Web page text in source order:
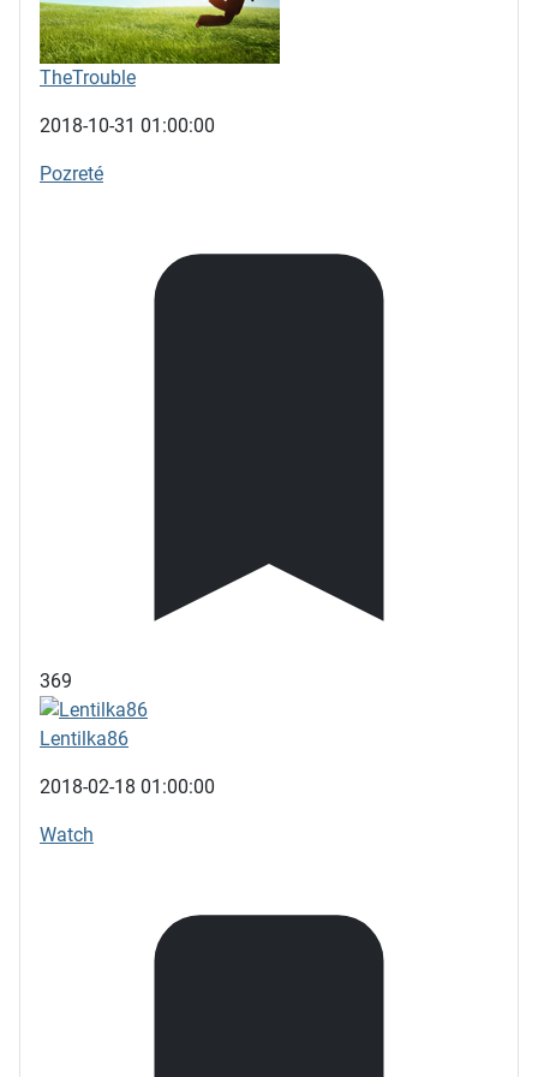
TheTrouble
2018-10-31 01:00:00
Pozreté
369
Lentilka86
2018-02-18 01:00:00
Watch